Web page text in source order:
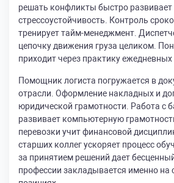
решать конфликты быстро развивает
стрессоустойчивость. Контроль
тренирует тайм-менеджмент.
цепочку движения груза целиком.
приходит через практику ежедневных
Помощник логиста погружается в
отрасли. Оформление накладных и
юридической грамотности. Работа с
развивает компьютерную
перевозки учит финансовой
старших коллег ускоряет процесс
за принятием решений дает
профессии закладывается именно на